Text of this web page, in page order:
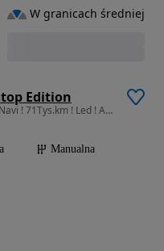
Edition
1199 cm3 • 145 KM • 1.2 Turbo 145PS ! Navi ! 71Tys.km ! Led ! Alu 17 ! Super Stan !
Manualna
W granicach średniej